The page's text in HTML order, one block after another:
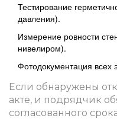
Тестирование
давления).
Измерение ровности
нивелиром).
Фотодокументация всех
Если обнаружены
акте, и подрядчик
согласованного